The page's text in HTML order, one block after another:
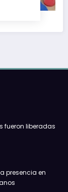
fueron liberadas
presencia en